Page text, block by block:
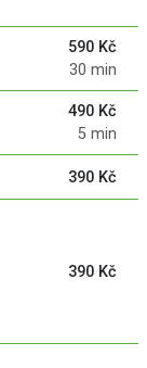
590 Kč
30 min
490 Kč
5 min
390 Kč
390 Kč